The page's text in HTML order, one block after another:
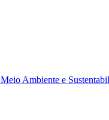
Meio Ambiente e